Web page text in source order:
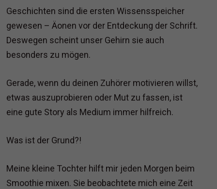
Geschichten sind die ersten Wissensspeicher
gewesen – Äonen vor der Entdeckung der Schrift.
Deswegen scheint unser Gehirn sie auch
besonders zu mögen.
Gerade, wenn du deinen Zuhörer motivieren willst,
etwas auszuprobieren oder Mut zu fassen, ist
eine gute Story als Medium immer hilfreich.
Was ist der Grund?!
Meine kleine Tochter hilft mir jeden Morgen beim
Smoothie mixen. Sie beobachtete mich eine Zeit